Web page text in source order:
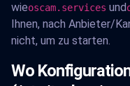
wieoscam.services und
Ihnen, nach Anbieter/
nicht, um zu starten.
Wo